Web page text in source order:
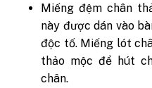
Miếng đệm chân
này được dán vào
độc tố. Miếng lót
thảo mộc để hút
chân.